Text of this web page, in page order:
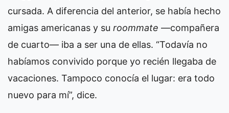
cursada. A diferencia del anterior, se había hecho
amigas americanas y su roommate —compañera
de cuarto— iba a ser una de ellas. “Todavía no
habíamos convivido porque yo recién llegaba de
vacaciones. Tampoco conocía el lugar: era todo
nuevo para mí”, dice.